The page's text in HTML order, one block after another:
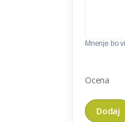
Mnenje bo
Ocena